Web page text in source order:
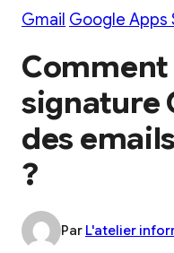
Gmail Google Apps
signature
des
?
Par L'atelier